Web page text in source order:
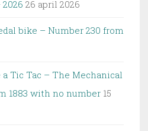
26 april 2026
bike – Number 230 from
Tic Tac – The Mechanical
1883 with no number 15